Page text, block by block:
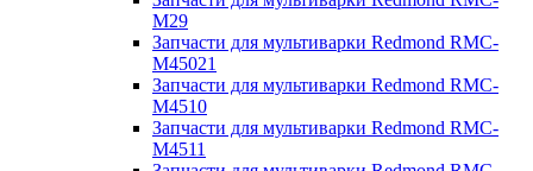
M29
Запчасти для мультиварки Redmond RMC-
M45021
Запчасти для мультиварки Redmond RMC-
M4510
Запчасти для мультиварки Redmond RMC-
M4511